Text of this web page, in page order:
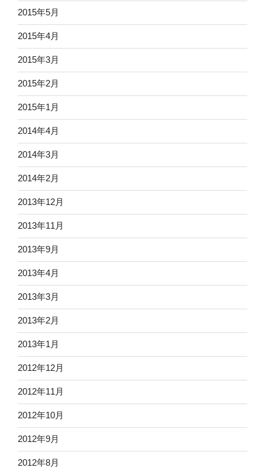
2015年5月
2015年4月
2015年3月
2015年2月
2015年1月
2014年4月
2014年3月
2014年2月
2013年12月
2013年11月
2013年9月
2013年4月
2013年3月
2013年2月
2013年1月
2012年12月
2012年11月
2012年10月
2012年9月
2012年8月